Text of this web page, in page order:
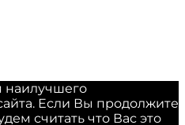
наилучшего
Если Вы продолжите
считать что Вас это